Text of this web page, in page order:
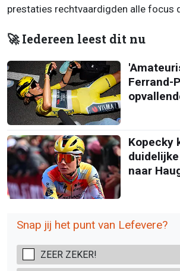
prestaties rechtvaardigden alle focus
🚀 Iedereen leest dit nu
Ferrand-
Kopecky
naar
Snap jij het punt van Lefevere?
ZEER ZEKER!